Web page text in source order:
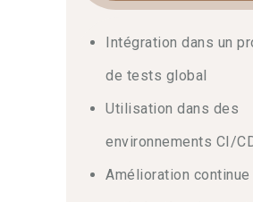
Intégration dans un
de tests global
Utilisation dans des
environnements CI/
Amélioration